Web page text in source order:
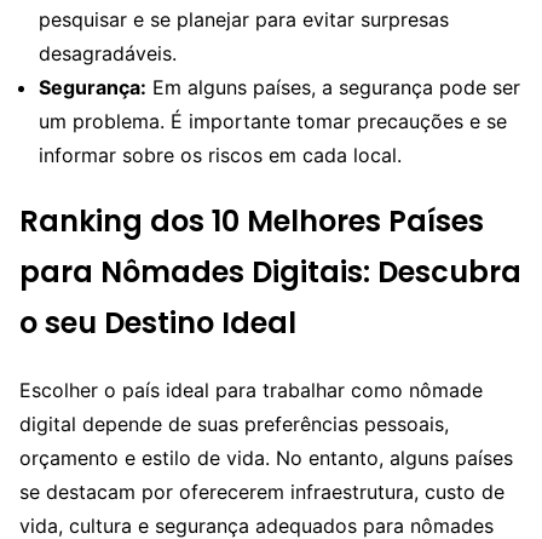
pesquisar e se planejar para evitar surpresas
desagradáveis.
Segurança: Em alguns países, a segurança pode ser
um problema. É importante tomar precauções e se
informar sobre os riscos em cada local.
Ranking dos 10 Melhores Países
para Nômades Digitais: Descubra
o seu Destino Ideal
Escolher o país ideal para trabalhar como nômade
digital depende de suas preferências pessoais,
orçamento e estilo de vida. No entanto, alguns países
se destacam por oferecerem infraestrutura, custo de
vida, cultura e segurança adequados para nômades